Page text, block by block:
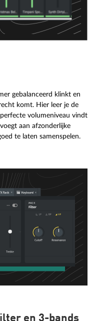
gebalanceerd klinkt en
komt. Hier leer je de
volumeniveau vindt
aan afzonderlijke
te laten samenspelen.
en 3-bands